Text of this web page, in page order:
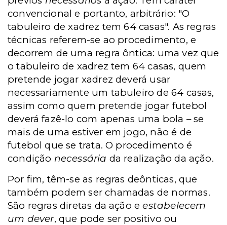
convencional e portanto, arbitrário: "O
tabuleiro de xadrez tem 64 casas". As regras
técnicas referem-se ao procedimento, e
decorrem de uma regra ôntica: uma vez que
o tabuleiro de xadrez tem 64 casas, quem
pretende jogar xadrez deverá usar
necessariamente um tabuleiro de 64 casas,
assim como quem pretende jogar futebol
deverá fazê-lo com apenas uma bola – se
mais de uma estiver em jogo, não é de
futebol que se trata. O procedimento é
condição necessária da realização da ação.
Por fim, têm-se as regras deônticas, que
também podem ser chamadas de normas.
São regras diretas da ação eestabelecem
um dever, que pode ser positivo ou